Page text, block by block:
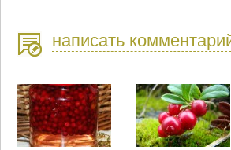
написать